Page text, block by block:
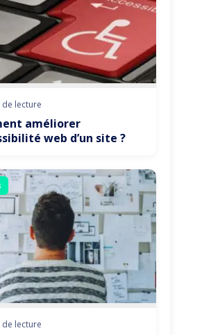
de lecture
améliorer
web d’un site ?
de lecture